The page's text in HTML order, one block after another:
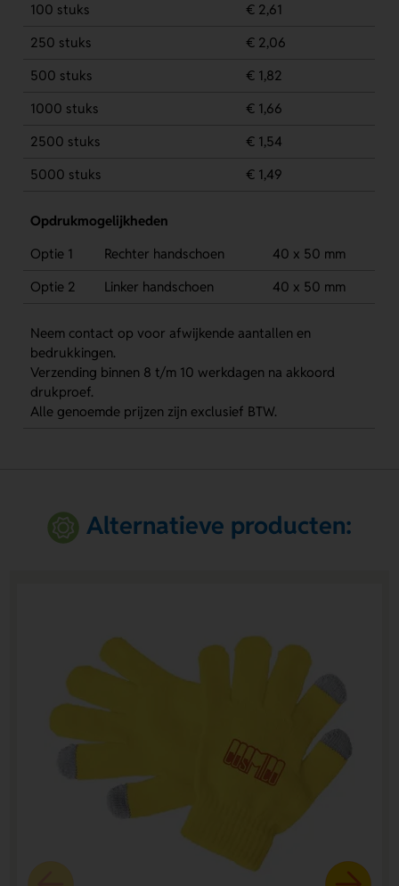
100 stuks
€ 2,61
250 stuks
€ 2,06
500 stuks
€ 1,82
1000 stuks
€ 1,66
2500 stuks
€ 1,54
5000 stuks
€ 1,49
Opdrukmogelijkheden
Optie 1
Rechter handschoen
40 x 50 mm
Optie 2
Linker handschoen 40 x 50 mm
Neem contact op voor afwijkende aantallen en
bedrukkingen.
Verzending binnen 8 t/m 10 werkdagen na akkoord
drukproef.
Alle genoemde prijzen zijn exclusief BTW.
Alternatieve producten: